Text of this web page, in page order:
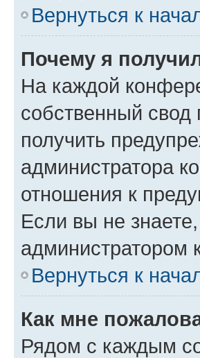
Вернуться к
Почему я
На каждой
собственный
получить
администратора
отношения к
Если вы не
администратором
Вернуться к
Как мне
Рядом с каждым